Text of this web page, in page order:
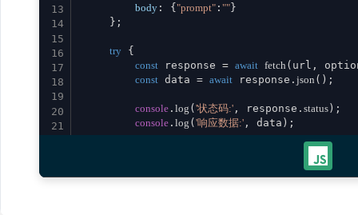
13
14
15
16
17
18
19
20
21
body : { "prompt" : "" }
    };
try {
const response = await fetch (url,
const data = await response. json ();
console . log ( '状态码:' , response. status );
console . log ( '响应数据:' , data);
console.error('请求失败:', error);